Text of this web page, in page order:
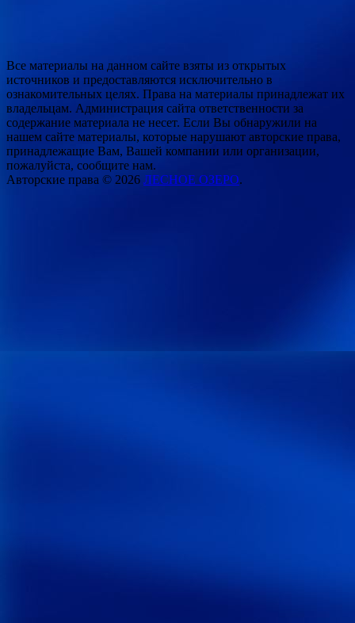
Все материалы на данном сайте взяты из открытых
источников и предоставляются исключительно в
ознакомительных целях. Права на материалы принадлежат их
владельцам. Администрация сайта ответственности за
содержание материала не несет. Если Вы обнаружили на
нашем сайте материалы, которые нарушают авторские права,
принадлежащие Вам, Вашей компании или организации,
пожалуйста, сообщите нам.
Авторские права © 2026 ЛЕСНОЕ ОЗЕРО.